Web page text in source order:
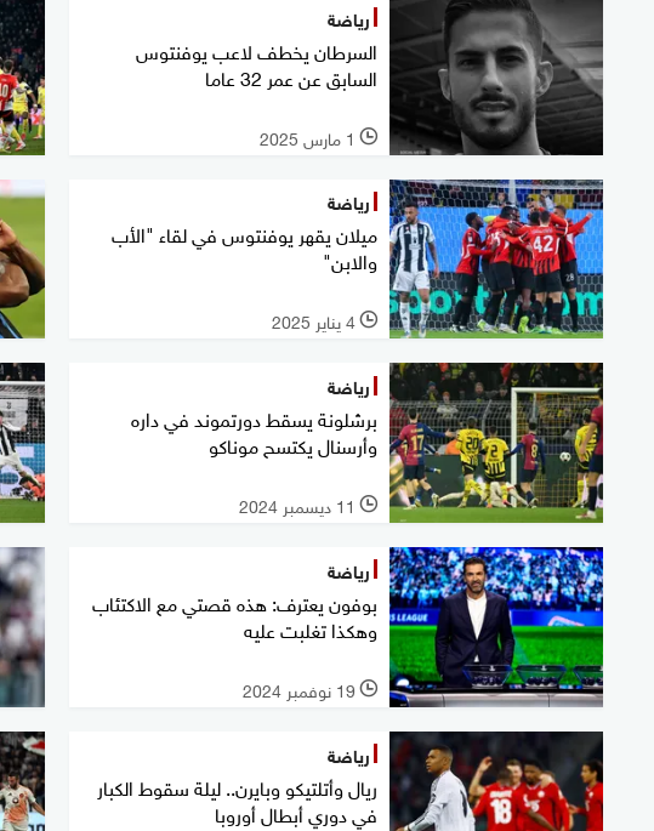
رياضة
السرطان يخطف لاعب يوفنتوس
السابق عن عمر 32 عاما
l 1 مارس 2025
رياضة
ميلان يقهر يوفنتوس في لقاء "الأب
والابن"
l 4 يناير 2025
رياضة
برشلونة يسقط دورتموند في داره
وأرسنال يكتسح موناكو
l 11 ديسمبر 2024
رياضة
بوفون يعترف: هذه قصتي مع الاكتئاب
وهكذا تغلبت عليه
l 19 نوفمبر 2024
رياضة
ريال وأتلتيكو وبايرن.. ليلة سقوط الكبار
في دوري أبطال أوروبا